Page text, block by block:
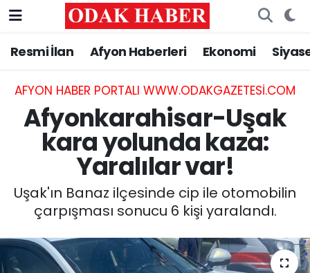
Resmi İlan Afyon Haberleri Ekonomi
AFYON HABER PORTALI WWW.ODAKGAZETESI.COM
Afyonkarahisar-Uşak
kara yolunda kaza:
Yaralılar var!
Uşak'ın Banaz ilçesinde cip ile otomobilin
çarpışması sonucu 6 kişi yaralandı.
AFYONKARAHİSAR HABERLERİ
Resmi İlan
ASAYİŞ
GÜNCEL
SİYASET
MAGAZİN
Nöbetçi Eczaneler
Hava Durumu
Trafik Durumu
Süper Lig Puan Durumu ve Fikstür
Tüm Manşetler
Haber Arşivi